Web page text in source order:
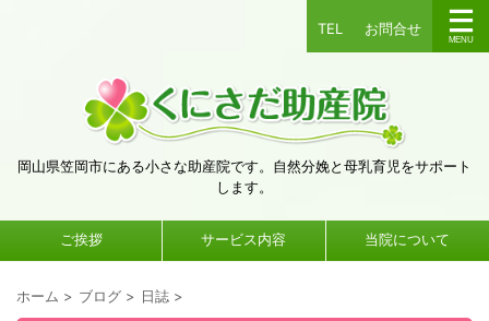
TEL お問合せ
岡山県笠岡市にある小さな助産院です。自然分娩と母乳育児をサポート
します。
ご挨拶 サービス内容 当院について
ホーム > ブログ > 日誌 >